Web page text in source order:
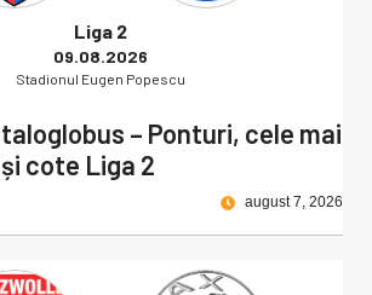
Liga 2
09.08.2026
Stadionul Eugen Popescu
– Ponturi, cele mai
cote Liga 2
august 7, 2026